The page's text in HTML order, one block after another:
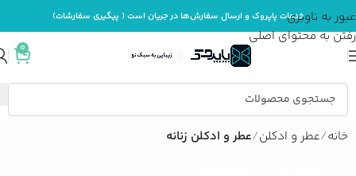
عبور به ناوبری
رفتن به محتوای اصلی
خدمات پاپروک و ارسال سفارش‌ها در جریان است ( پیگیری سفارشات)
0
خانه عطر و ادکلن عطر و ادکلن زنانه